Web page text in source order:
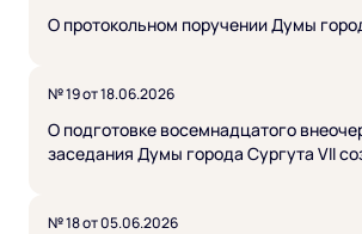
О протокольном поручении Думы
№ 19 от 18.06.2026
О подготовке восемнадцатого
заседания Думы города Сургута VII
№ 18 от 05.06.2026